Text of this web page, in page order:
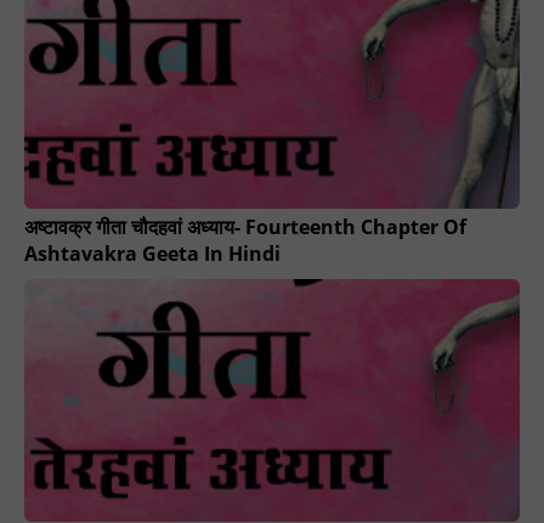
अष्टावक्र गीता चौदहवां अध्याय- Fourteenth Chapter Of
Ashtavakra Geeta In Hindi